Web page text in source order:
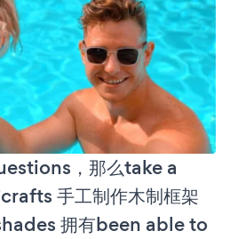
，那么take a
手工制作木制框架
拥有been able to